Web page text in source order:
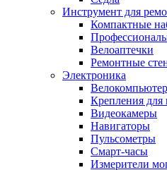
Инструмент для
Компактные
Велоаптечки
Ремонтные
Электроника
Крепления для
Видеокамеры
Навигаторы
Пульсометры
Смарт-часы
Измерители